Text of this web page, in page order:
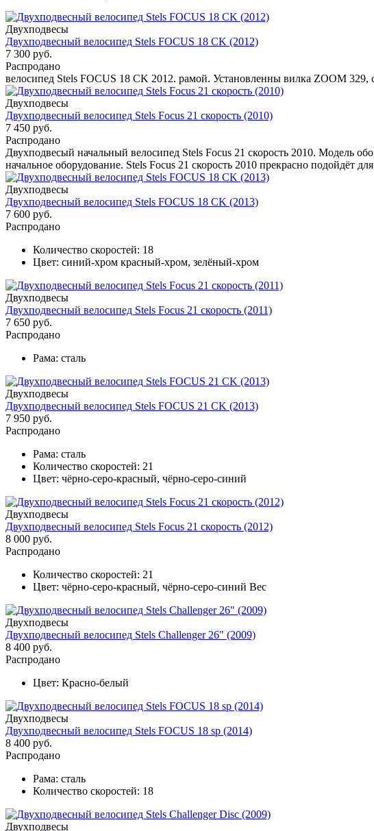
Двухподвесы
Двухподвесный велосипед Stels FOCUS 18 CK (2012)
7 300 руб.
Распродано
велосипед Stels FOCUS 18 CK 2012. рамой. Установленны вилка ZOOM 329,
Двухподвесы
Двухподвесный велосипед Stels Focus 21 скорость (2010)
7 450 руб.
Распродано
Двухподвесый начальный велосипед Stels Focus 21 скорость 2010. Модель
начальное оборудование. Stels Focus 21 скорость 2010 прекрасно подойдёт
Двухподвесы
Двухподвесный велосипед Stels FOCUS 18 CK (2013)
7 600 руб.
Распродано
Количество скоростей: 18
Цвет: синий-хром красный-хром, зелёный-хром
Двухподвесы
Двухподвесный велосипед Stels Focus 21 скорость (2011)
7 650 руб.
Распродано
Рама: сталь
Двухподвесы
Двухподвесный велосипед Stels FOCUS 21 CK (2013)
7 950 руб.
Распродано
Рама: сталь
Количество скоростей: 21
Цвет: чёрно-серо-красный, чёрно-серо-синий
Двухподвесы
Двухподвесный велосипед Stels Focus 21 скорость (2012)
8 000 руб.
Распродано
Количество скоростей: 21
Цвет: чёрно-серо-красный, чёрно-серо-синий Вес
Двухподвесы
Двухподвесный велосипед Stels Challenger 26" (2009)
8 400 руб.
Распродано
Цвет: Красно-белый
Двухподвесы
Двухподвесный велосипед Stels FOCUS 18 sp (2014)
8 400 руб.
Распродано
Рама: сталь
Количество скоростей: 18
Двухподвесы